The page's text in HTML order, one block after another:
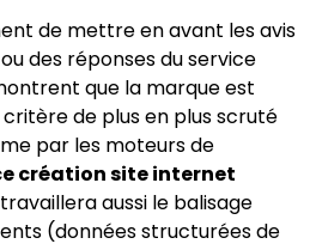
de mettre en avant les avis
des réponses du service
que la marque est
de plus en plus scruté
par les moteurs de
création site internet
aussi le balisage
(données structurées de